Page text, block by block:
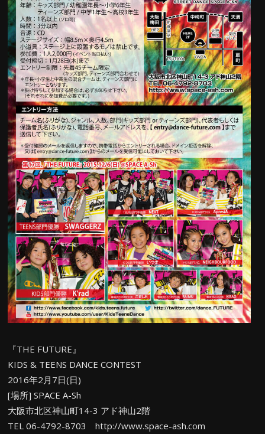
『THE FUTURE』
KIDS & TEENS DANCE CONTEST
2016年2月7日(日)
[場所] SPACE A-Sh
大阪市北区神山町14-3 アド神山2階
TEL 06-4792-8703 http://www.space-ash.com